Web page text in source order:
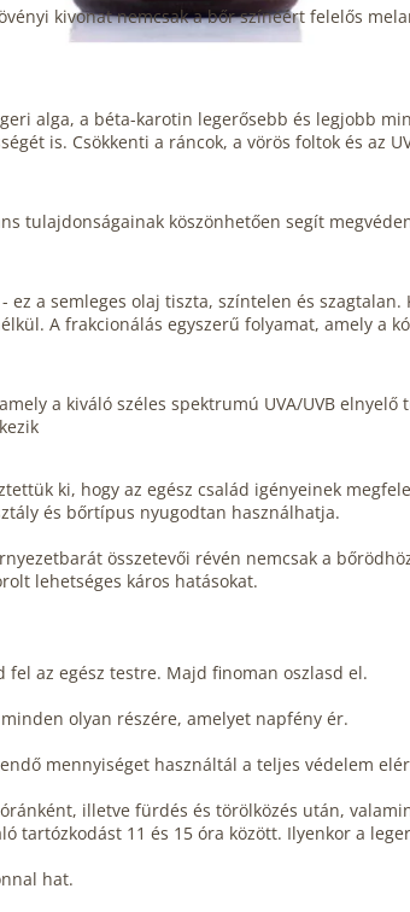
kivonat nemcsak a bőr színéért felelős
alga, a béta-karotin legerősebb és legjobb
is. Csökkenti a ráncok, a vörös foltok és az
tulajdonságainak köszönhetően segít
ez a semleges olaj tiszta, színtelen és
A frakcionálás egyszerű folyamat, amely a
a kiváló széles spektrumú UVA/UVB
ki, hogy az egész család igényeinek
és bőrtípus nyugodtan használhatja.
összetevői révén nemcsak a
lehetséges káros hatásokat.
fel az egész testre. Majd finoman oszlasd el.
olyan részére, amelyet napfény ér.
mennyiséget használtál a teljes védelem
illetve fürdés és törölközés után,
tartózkodást 11 és 15 óra között. Ilyenkor a
hat.